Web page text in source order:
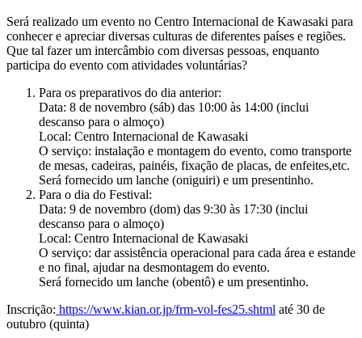
Será realizado um evento no Centro Internacional de Kawasaki para
conhecer e apreciar diversas culturas de diferentes países e regiões.
Que tal fazer um intercâmbio com diversas pessoas, enquanto
participa do evento com atividades voluntárias?
Para os preparativos do dia anterior:
Data: 8 de novembro (sáb) das 10:00 às 14:00 (inclui
descanso para o almoço)
Local: Centro Internacional de Kawasaki
O serviço: instalação e montagem do evento, como transporte
de mesas, cadeiras, painéis, fixação de placas, de enfeites,etc.
Será fornecido um lanche (oniguiri) e um presentinho.
Para o dia do Festival:
Data: 9 de novembro (dom) das 9:30 às 17:30 (inclui
descanso para o almoço)
Local: Centro Internacional de Kawasaki
O serviço: dar assistência operacional para cada área e estande
e no final, ajudar na desmontagem do evento.
Será fornecido um lanche (obentô) e um presentinho.
Inscrição: https://www.kian.or.jp/frm-vol-fes25.shtml até 30 de
outubro (quinta)